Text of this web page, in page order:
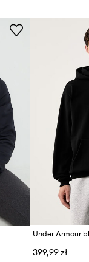
399,99 zł